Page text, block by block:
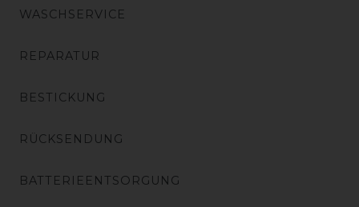
WASCHSERVICE
REPARATUR
BESTICKUNG
RÜCKSENDUNG
BATTERIEENTSORGUNG